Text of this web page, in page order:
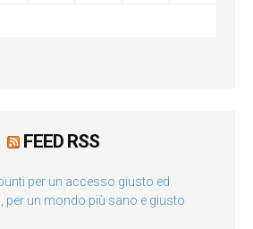
FEED RSS
per un accesso giusto ed
per un mondo più sano e giusto